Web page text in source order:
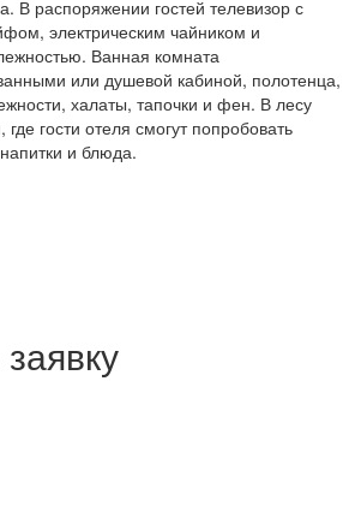
В распоряжении гостей телевизор с
электрическим чайником и
Ванная комната
или душевой кабиной, полотенца,
халаты, тапочки и фен. В лесу
гости отеля смогут попробовать
и блюда.